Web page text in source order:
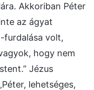
Akkoriban Péter
az ágyat
furdalása volt,
hogy nem
Jézus
lehetséges,